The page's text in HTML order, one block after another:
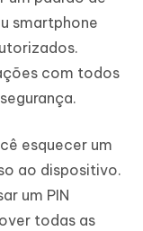
smartphone
com todos
esquecer um
ao dispositivo.
um PIN
todas as